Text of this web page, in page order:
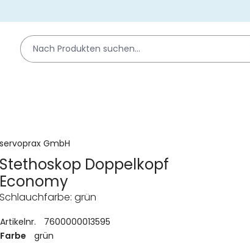
servoprax GmbH
Stethoskop Doppelkopf
Economy
Schlauchfarbe: grün
Artikelnr.
7600000013595
Farbe
grün